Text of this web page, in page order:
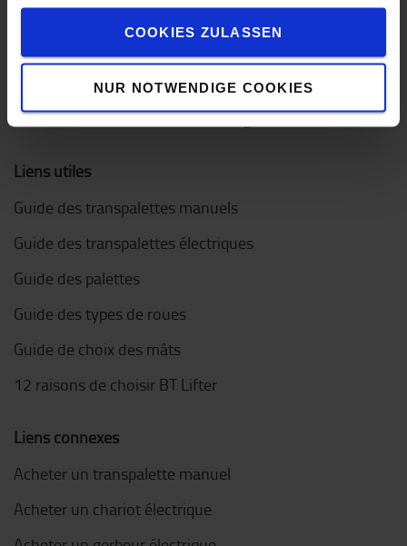
gesammelt haben.
COOKIES ZULASSEN
NUR NOTWENDIGE COOKIES
Livraison
Questions fréquentes
Comment acheter un chariot en ligne
Liens utiles
Guide des transpalettes manuels
Guide des transpalettes électriques
Guide des palettes
Guide des types de roues
Guide de choix des mâts
12 raisons de choisir BT Lifter
Liens connexes
Acheter un transpalette manuel
Acheter un chariot électrique